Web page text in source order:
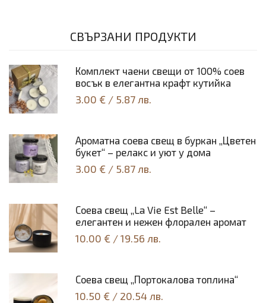
СВЪРЗАНИ ПРОДУКТИ
Комплект чаени свещи от 100% соев
восък в елегантна крафт кутийка
3.00 € / 5.87 лв.
Ароматна соева свещ в буркан „Цветен
букет“ – релакс и уют у дома
3.00 € / 5.87 лв.
Соeва свещ „La Vie Est Belle“ –
елегантен и нежен флорален аромат
10.00 € /19.56 лв.
Соeва свещ „Портокалова топлина“
10.50 € / 20.54 лв.